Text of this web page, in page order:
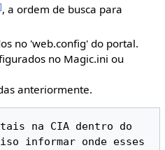
], a ordem de busca para
no 'web.config' do portal.
no Magic.ini ou
anteriormente.
informar onde esses